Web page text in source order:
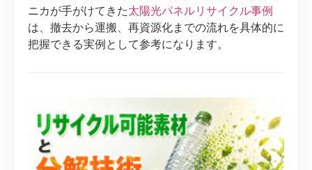
ニカが手がけてきた太陽光パネルリサイクル事例
は、撤去から運搬、再資源化までの流れを具体的に
把握できる実例として参考になります。